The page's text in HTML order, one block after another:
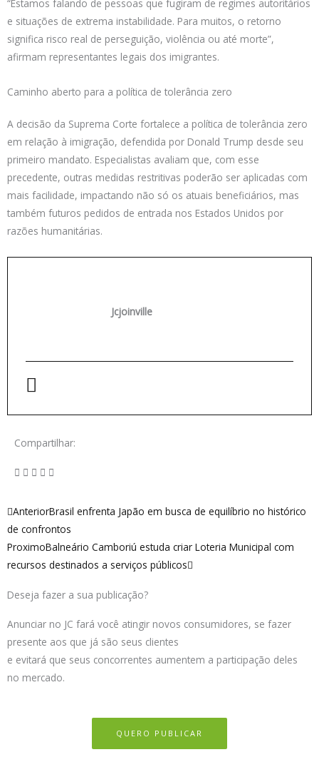
“Estamos falando de pessoas que fugiram de regimes autoritários
e situações de extrema instabilidade. Para muitos, o retorno
significa risco real de perseguição, violência ou até morte”,
afirmam representantes legais dos imigrantes.
Caminho aberto para a política de tolerância zero
A decisão da Suprema Corte fortalece a política de tolerância zero
em relação à imigração, defendida por Donald Trump desde seu
primeiro mandato. Especialistas avaliam que, com esse
precedente, outras medidas restritivas poderão ser aplicadas com
mais facilidade, impactando não só os atuais beneficiários, mas
também futuros pedidos de entrada nos Estados Unidos por
razões humanitárias.
Jcjoinville
Compartilhar:
Anterior
AnteriorBrasil enfrenta Japão em busca de equilíbrio no histórico
de confrontos
ProximoBalneário Camboriú estuda criar Loteria Municipal com
recursos destinados a serviços públicos
Próximo
Deseja fazer a sua publicação?
Anunciar no JC fará você atingir novos consumidores, se fazer
presente aos que já são seus clientes
e evitará que seus concorrentes aumentem a participação deles
no mercado.
QUERO PUBLICAR